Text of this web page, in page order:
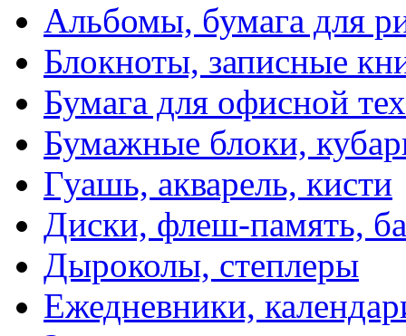
Альбомы, бумага для
Блокноты, записные
Бумага для офисной
Бумажные блоки,
Гуашь, акварель, кисти
Диски, флеш-память,
Дыроколы, степлеры
Ежедневники,